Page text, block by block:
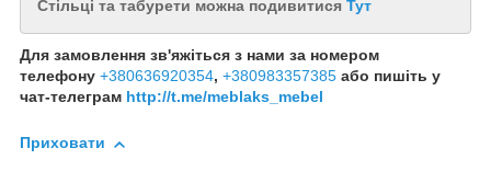
Стільці та табурети можна подивитися Тут
Для замовлення зв'яжіться з нами за номером
телефону +380636920354, +380983357385 або пишіть у
чат-телеграм http://t.me/meblaks_mebel
Приховати